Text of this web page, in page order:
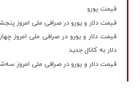
قیمت یورو
قیمت دلار و یورو در صرافی ملی امروز پنجشنبه ۲۵
دلار به کانال جدید
قیمت دلار و یورو در صرافی ملی امروز سه‌شنبه ۲۳ مرداد